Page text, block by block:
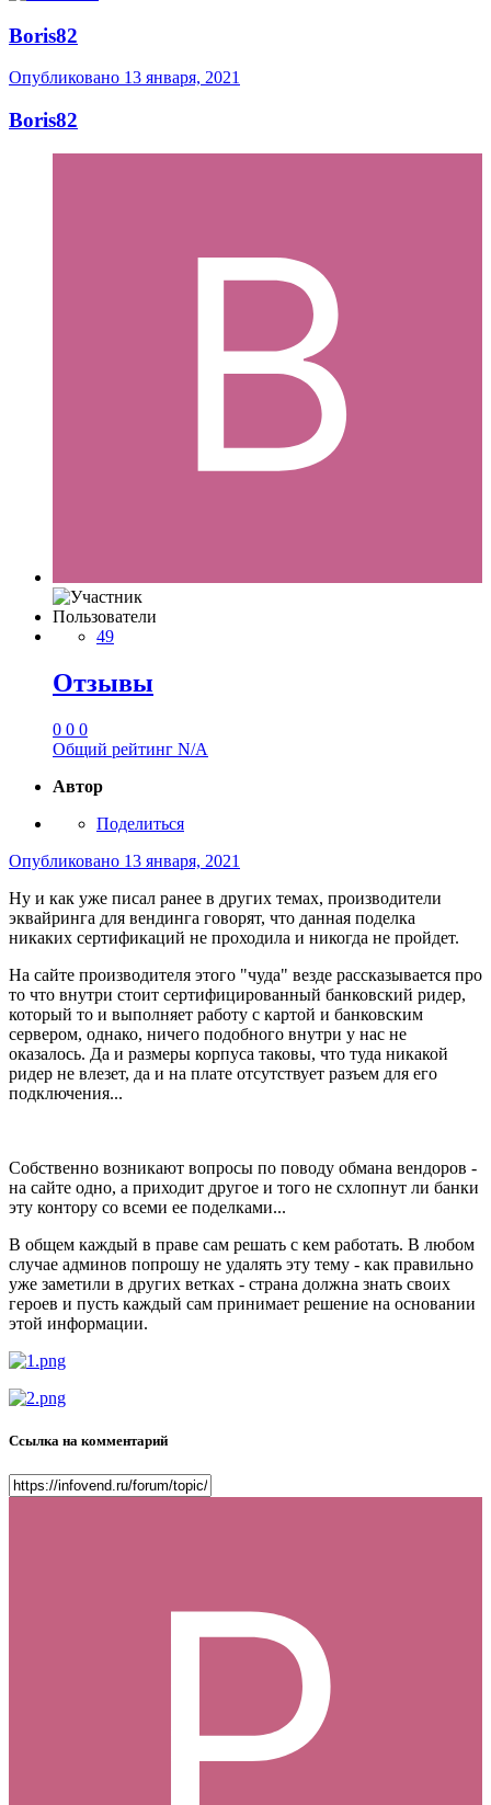
Boris82
Опубликовано 13 января, 2021
Boris82
Пользователи
49
Отзывы
0 0 0
Общий рейтинг N/A
Автор
Поделиться
Опубликовано 13 января, 2021
Ну и как уже писал ранее в других темах, производители
эквайринга для вендинга говорят, что данная поделка
никаких сертификаций не проходила и никогда не пройдет.
На сайте производителя этого "чуда" везде рассказывается про
то что внутри стоит сертифицированный банковский ридер,
который то и выполняет работу с картой и банковским
сервером, однако, ничего подобного внутри у нас не
оказалось. Да и размеры корпуса таковы, что туда никакой
ридер не влезет, да и на плате отсутствует разъем для его
подключения...
Собственно возникают вопросы по поводу обмана вендоров -
на сайте одно, а приходит другое и того не схлопнут ли банки
эту контору со всеми ее поделками...
В общем каждый в праве сам решать с кем работать. В любом
случае админов попрошу не удалять эту тему - как правильно
уже заметили в других ветках - страна должна знать своих
героев и пусть каждый сам принимает решение на основании
этой информации.
Ссылка на комментарий